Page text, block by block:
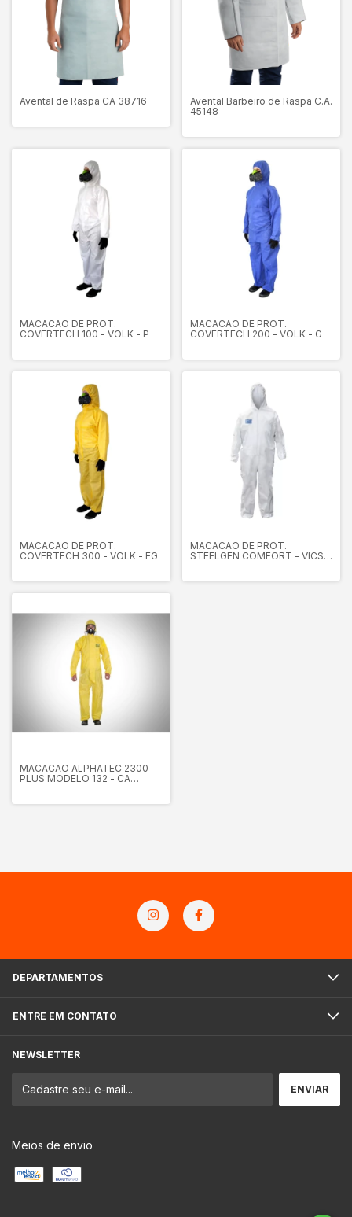
Avental de Raspa CA 38716
Avental Barbeiro de Raspa C.A.
45148
MACACAO DE PROT.
COVERTECH 100 - VOLK - P
MACACAO DE PROT.
COVERTECH 200 - VOLK - G
MACACAO DE PROT.
COVERTECH 300 - VOLK - EG
MACACAO DE PROT.
STEELGEN COMFORT - VICSA
MACACAO ALPHATEC 2300
PLUS MODELO 132 - CA
DEPARTAMENTOS
ENTRE EM CONTATO
NEWSLETTER
Meios de envio